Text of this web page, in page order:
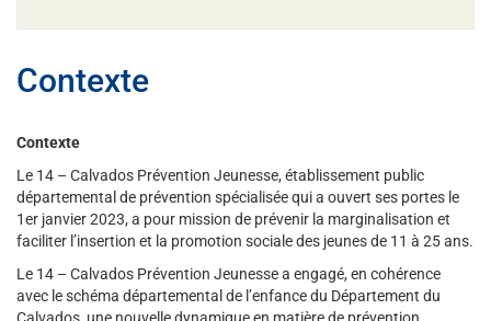
Contexte
Contexte
Le 14 – Calvados Prévention Jeunesse, établissement public
départemental de prévention spécialisée qui a ouvert ses portes le
1er janvier 2023, a pour mission de prévenir la marginalisation et
faciliter l’insertion et la promotion sociale des jeunes de 11 à 25 ans.
Le 14 – Calvados Prévention Jeunesse a engagé, en cohérence
avec le schéma départemental de l’enfance du Département du
Calvados, une nouvelle dynamique en matière de prévention